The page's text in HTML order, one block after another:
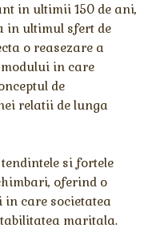
in ultimii 150 de ani,
in ultimul sfert de
o reasezare a
in care
de
relatii de lunga
si fortele
oferind o
in care societatea
maritala.